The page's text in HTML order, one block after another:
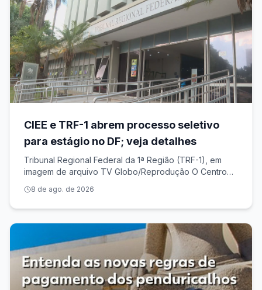
CIEE e TRF-1 abrem processo seletivo
para estágio no DF; veja detalhes
Tribunal Regional Federal da 1ª Região (TRF-1), em
imagem de arquivo TV Globo/Reprodução O Centro
Regional Federal da 1ª Região estão com inscrições
abertas para o programa de estágio no Dis
8 de ago. de 2026